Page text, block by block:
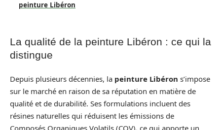
peinture Libéron
La qualité de la peinture Libéron : ce qui la
distingue
Depuis plusieurs décennies, la peinture Libéron s’impose
sur le marché en raison de sa réputation en matière de
qualité et de durabilité. Ses formulations incluent des
résines naturelles qui réduisent les émissions de
Composés Organiques Volatils (COV), ce qui apporte un